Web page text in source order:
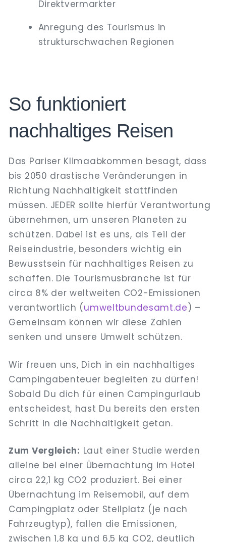
Direktvermarkter
Anregung des Tourismus in
strukturschwachen Regionen
So funktioniert
nachhaltiges Reisen
Das Pariser Klimaabkommen besagt, dass
bis 2050 drastische Veränderungen in
Richtung Nachhaltigkeit stattfinden
müssen. JEDER sollte hierfür Verantwortung
übernehmen, um unseren Planeten zu
schützen. Dabei ist es uns, als Teil der
Reiseindustrie, besonders wichtig ein
Bewusstsein für nachhaltiges Reisen zu
schaffen. Die Tourismusbranche ist für
circa 8% der weltweiten CO2-Emissionen
verantwortlich (umweltbundesamt.de ) –
Gemeinsam können wir diese Zahlen
senken und unsere Umwelt schützen.
Wir freuen uns, Dich in ein nachhaltiges
Campingabenteuer begleiten zu dürfen!
Sobald Du dich für einen Campingurlaub
entscheidest, hast Du bereits den ersten
Schritt in die Nachhaltigkeit getan.
Zum Vergleich: Laut einer Studie werden
alleine bei einer Übernachtung im Hotel
circa 22,1 kg CO2 produziert. Bei einer
Übernachtung im Reisemobil, auf dem
Campingplatz oder Stellplatz (je nach
Fahrzeugtyp), fallen die Emissionen,
zwischen 1,8 kg und 6,5 kg CO2, deutlich